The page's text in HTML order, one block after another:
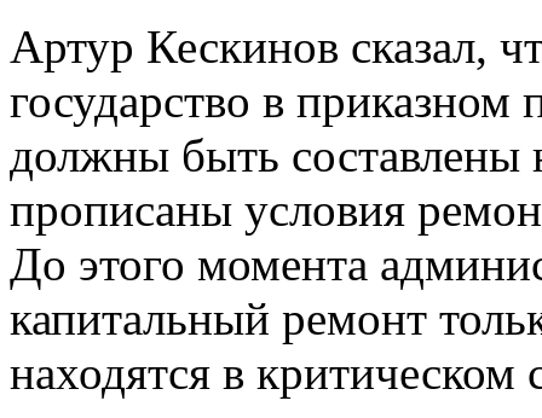
Артур Кескинов сказал,
государство в
должны быть составлены
прописаны условия
До этого момента
капитальный ремонт
находятся в критическом